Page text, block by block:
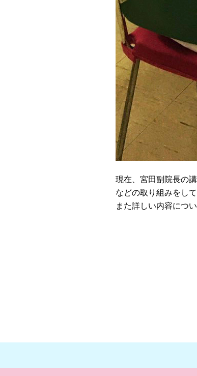
現在、宮田副院長の
などの取り組みをして
また詳しい内容につ